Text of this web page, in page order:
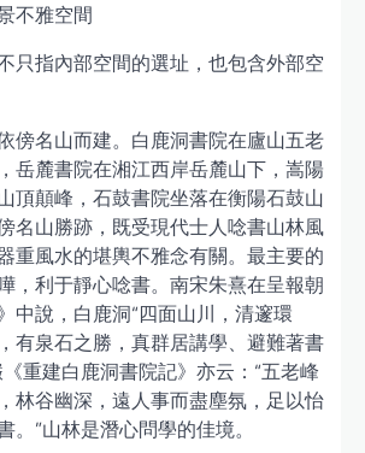
不雅空間
只指內部空間的選址，也包含外部空
傍名山而建。白鹿洞書院在廬山五老
岳麓書院在湘江西岸岳麓山下，嵩陽
頂顛峰，石鼓書院坐落在衡陽石鼓山
名山勝跡，既受現代士人唸書山林風
重風水的堪輿不雅念有關。最主要的
，利于靜心唸書。南宋朱熹在呈報朝
中說，白鹿洞“四面山川，清邃環
有泉石之勝，真群居講學、避難著書
重建白鹿洞書院記》亦云：“五老峰
林谷幽深，遠人事而盡塵氛，足以怡
。”山林是潛心問學的佳境。